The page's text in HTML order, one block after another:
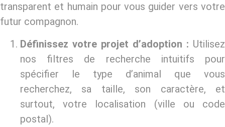
transparent et humain pour vous guider vers votre
futur compagnon.
Définissez votre projet d’adoption : Utilisez
nos filtres de recherche intuitifs pour
spécifier le type d’animal que vous
recherchez, sa taille, son caractère, et
surtout, votre localisation (ville ou code
postal).